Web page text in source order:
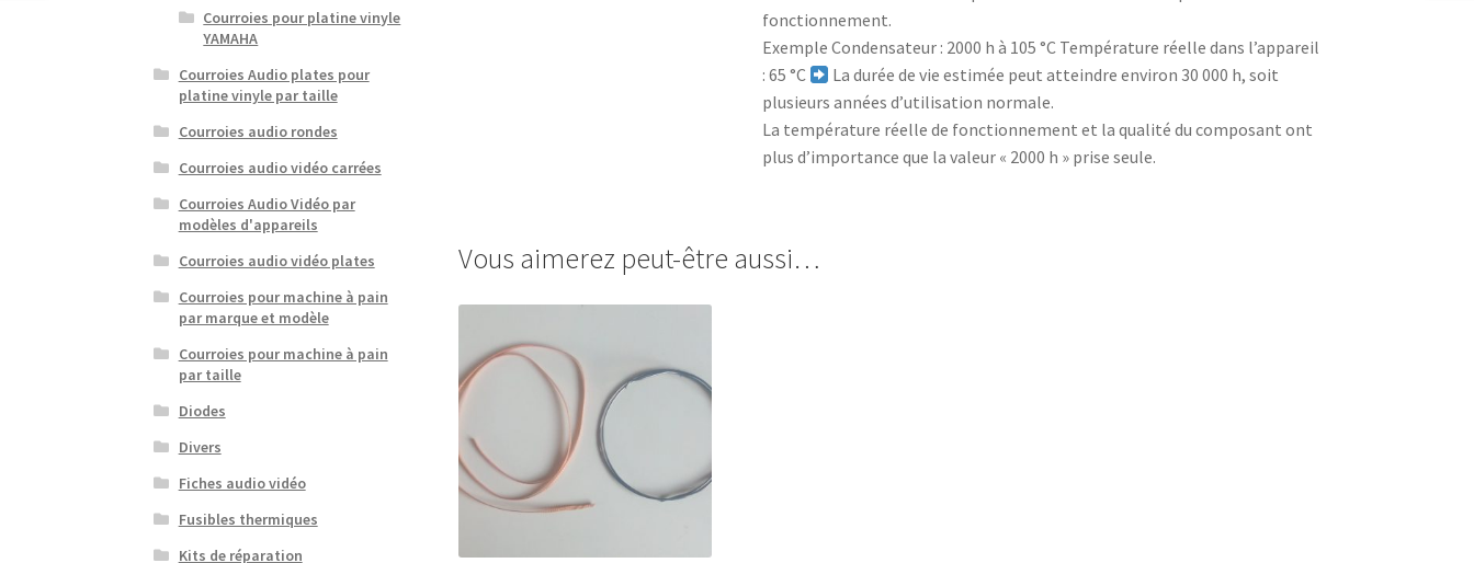
fonctionnement.
Exemple Condensateur : 2000 h à 105 °C Température réelle dans l’appareil
: 65 °C
La durée de vie estimée peut atteindre environ 30 000 h, soit
plusieurs années d’utilisation normale.
La température réelle de fonctionnement et la qualité du composant ont
plus d’importance que la valeur « 2000 h » prise seule.
Vous aimerez peut-être aussi…
Courroies pour platine vinyle
YAMAHA
Courroies Audio plates pour
platine vinyle par taille
Courroies audio rondes
Courroies audio vidéo carrées
Courroies Audio Vidéo par
modèles d'appareils
Courroies audio vidéo plates
Courroies pour machine à pain
par marque et modèle
Courroies pour machine à pain
par taille
Diodes
Divers
Fiches audio vidéo
Fusibles thermiques
Kits de réparation